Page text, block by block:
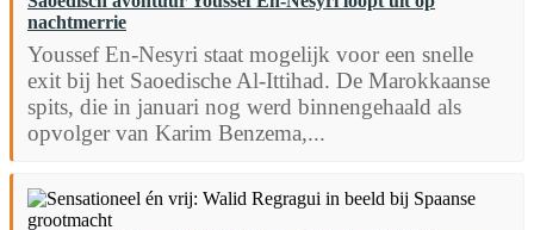
nachtmerrie
Youssef En-Nesyri staat mogelijk voor een snelle
exit bij het Saoedische Al-Ittihad. De Marokkaanse
spits, die in januari nog werd binnengehaald als
opvolger van Karim Benzema,...